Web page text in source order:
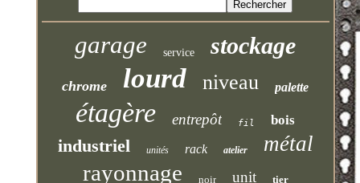
garage service stockage
chrome lourd niveau palette
étagère entrepôt fil bois
industriel unités rack atelier métal
rayonnage noir unit tier